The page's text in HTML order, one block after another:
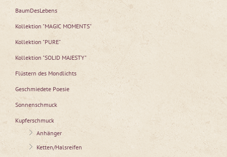
BaumDesLebens
Kollektion "MAGIC MOMENTS"
Kollektion "PURE"
Kollektion "SOLID MAJESTY"
Flüstern des Mondlichts
Geschmiedete Poesie
Sonnenschmuck
Kupferschmuck
Anhänger
Ketten/Halsreifen